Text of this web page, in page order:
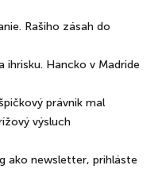
Rašiho zásah do
ihrisku. Hancko v Madride
právnik mal
výsluch
ako newsletter, prihláste